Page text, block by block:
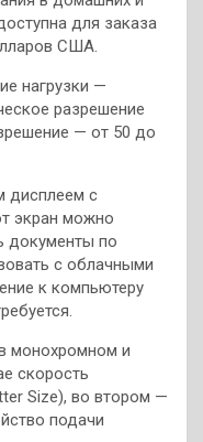
для заказа
США.
нагрузки —
разрешение
— от 50 до
дисплеем с
экран можно
документы по
с облачными
к компьютеру
монохромном и
скорость
Size), во втором —
подачи